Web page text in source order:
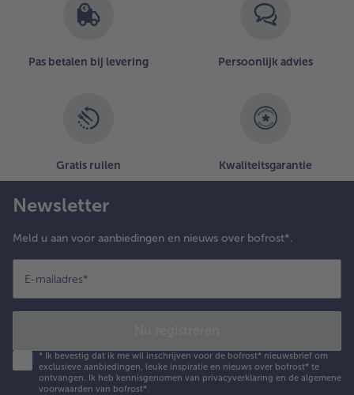
Pas betalen bij levering Persoonlijk advies
Gratis ruilen Kwaliteitsgarantie
Newsletter
Meld u aan voor aanbiedingen en nieuws over bofrost*.
E-mailadres*
* Ik bevestig dat ik me wil inschrijven voor de bofrost* nieuwsbrief om
exclusieve aanbiedingen, leuke inspiratie en nieuws over bofrost* te
ontvangen. Ik heb kennisgenomen van privacyverklaring en de algemene
voorwaarden van bofrost*.